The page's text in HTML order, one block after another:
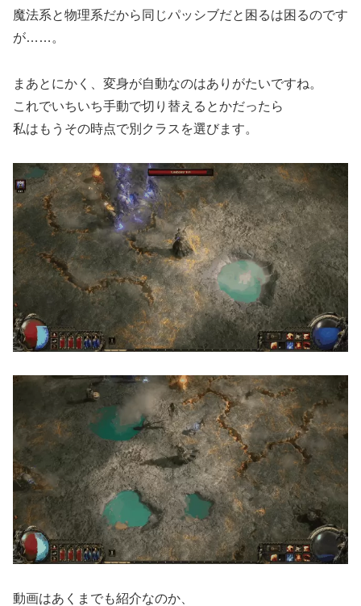
魔法系と物理系だから同じパッシブだと困るは困るのです
が……。
まあとにかく、変身が自動なのはありがたいですね。
これでいちいち手動で切り替えるとかだったら
私はもうその時点で別クラスを選びます。
動画はあくまでも紹介なのか、